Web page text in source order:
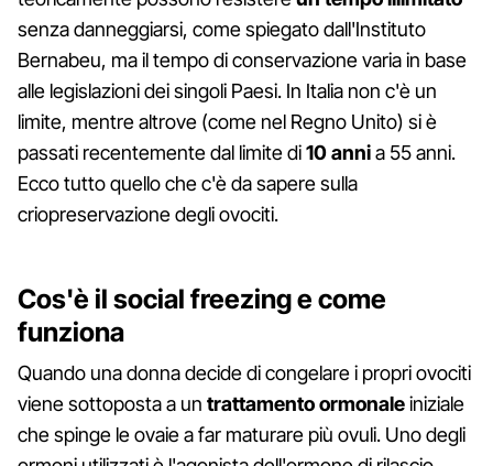
senza danneggiarsi, come spiegato dall'Instituto
Bernabeu, ma il tempo di conservazione varia in base
alle legislazioni dei singoli Paesi. In Italia non c'è un
limite, mentre altrove (come nel Regno Unito) si è
passati recentemente dal limite di10 annia 55 anni.
Ecco tutto quello che c'è da sapere sulla
criopreservazione degli ovociti.
Cos'è il social freezing e come
funziona
Quando una donna decide di congelare i propri ovociti
viene sottoposta a un trattamento ormonaleiniziale
che spinge le ovaie a far maturare più ovuli. Uno degli